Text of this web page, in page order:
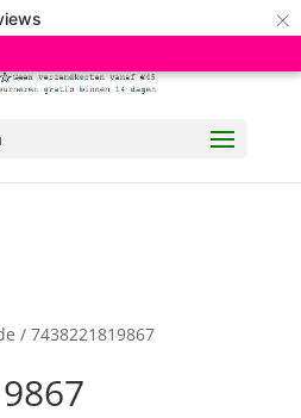
×
/ 7438221819867